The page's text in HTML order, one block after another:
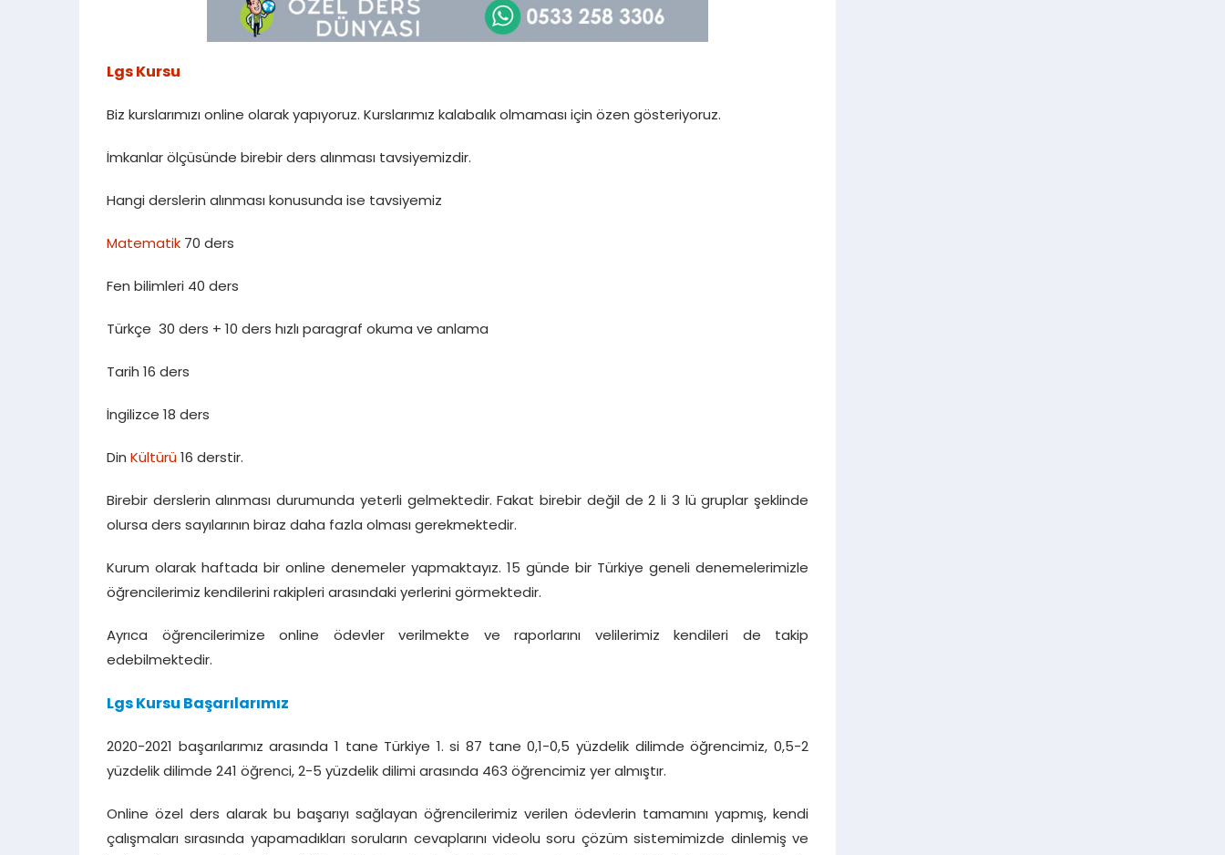
Lgs Kursu
Biz kurslarımızı online olarak yapıyoruz. Kurslarımız kalabalık olmaması için özen gösteriyoruz.
İmkanlar ölçüsünde birebir ders alınması tavsiyemizdir.
Hangi derslerin alınması konusunda ise tavsiyemiz
Matematik 70 ders
Fen bilimleri 40 ders
Türkçe 30 ders + 10 ders hızlı paragraf okuma ve anlama
Tarih 16 ders
İngilizce 18 ders
Din Kültürü 16 derstir.
Birebir derslerin alınması durumunda yeterli gelmektedir. Fakat birebir değil de 2 li 3 lü gruplar şeklinde
olursa ders sayılarının biraz daha fazla olması gerekmektedir.
Kurum olarak haftada bir online denemeler yapmaktayız. 15 günde bir Türkiye geneli denemelerimizle
öğrencilerimiz kendilerini rakipleri arasındaki yerlerini görmektedir.
Ayrıca öğrencilerimize online ödevler verilmekte ve raporlarını velilerimiz kendileri de takip
edebilmektedir.
Lgs Kursu Başarılarımız
2020-2021 başarılarımız arasında 1 tane Türkiye 1. si 87 tane 0,1-0,5 yüzdelik dilimde öğrencimiz, 0,5-2
yüzdelik dilimde 241 öğrenci, 2-5 yüzdelik dilimi arasında 463 öğrencimiz yer almıştır.
Online özel ders alarak bu başarıyı sağlayan öğrencilerimiz verilen ödevlerin tamamını yapmış, kendi
çalışmaları sırasında yapamadıkları soruların cevaplarını videolu soru çözüm sistemimizde dinlemiş ve